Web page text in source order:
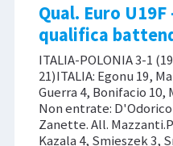
Qual. Euro
qualifica
ITALIA-POLONIA 3-1
21)ITALIA: Egonu 19,
Guerra 4, Bonifacio 10,
Non entrate:
Zanette. All.
Kazala 4, Smieszek 3,